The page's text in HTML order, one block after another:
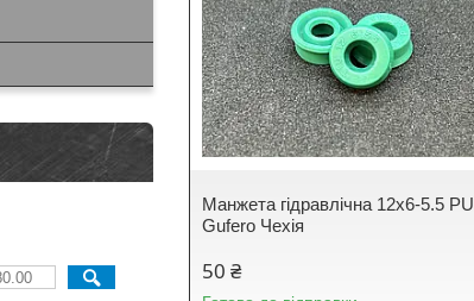
Манжета гідравлічна 12х6-5.5 PU
Gufero Чехія
50 ₴